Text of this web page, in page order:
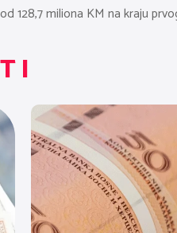
128,7 miliona KM na kraju